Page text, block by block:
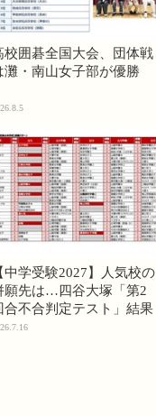
校囲碁全国大会、団体戦
灘・南山女子部が優勝
中学受験2027】人気校の
願先は…四谷大塚「第2
合不合判定テスト」結果